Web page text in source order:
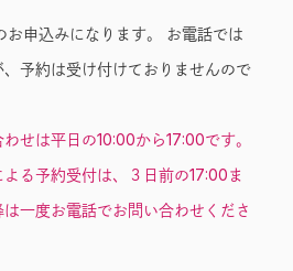
お申込みになります。 お電話では
予約は受け付けておりませんので
せは平日の10:00から17:00です。
る予約受付は、３日前の17:00ま
一度お電話でお問い合わせくださ